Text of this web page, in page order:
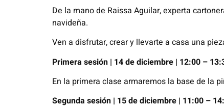
De la mano de Raissa Aguilar, experta
navideña.
Ven a disfrutar, crear y llevarte a casa una
Primera sesión | 14 de diciembre | 12:00 –
En la primera clase armaremos la base de la
Segunda sesión | 15 de diciembre | 11:00 –